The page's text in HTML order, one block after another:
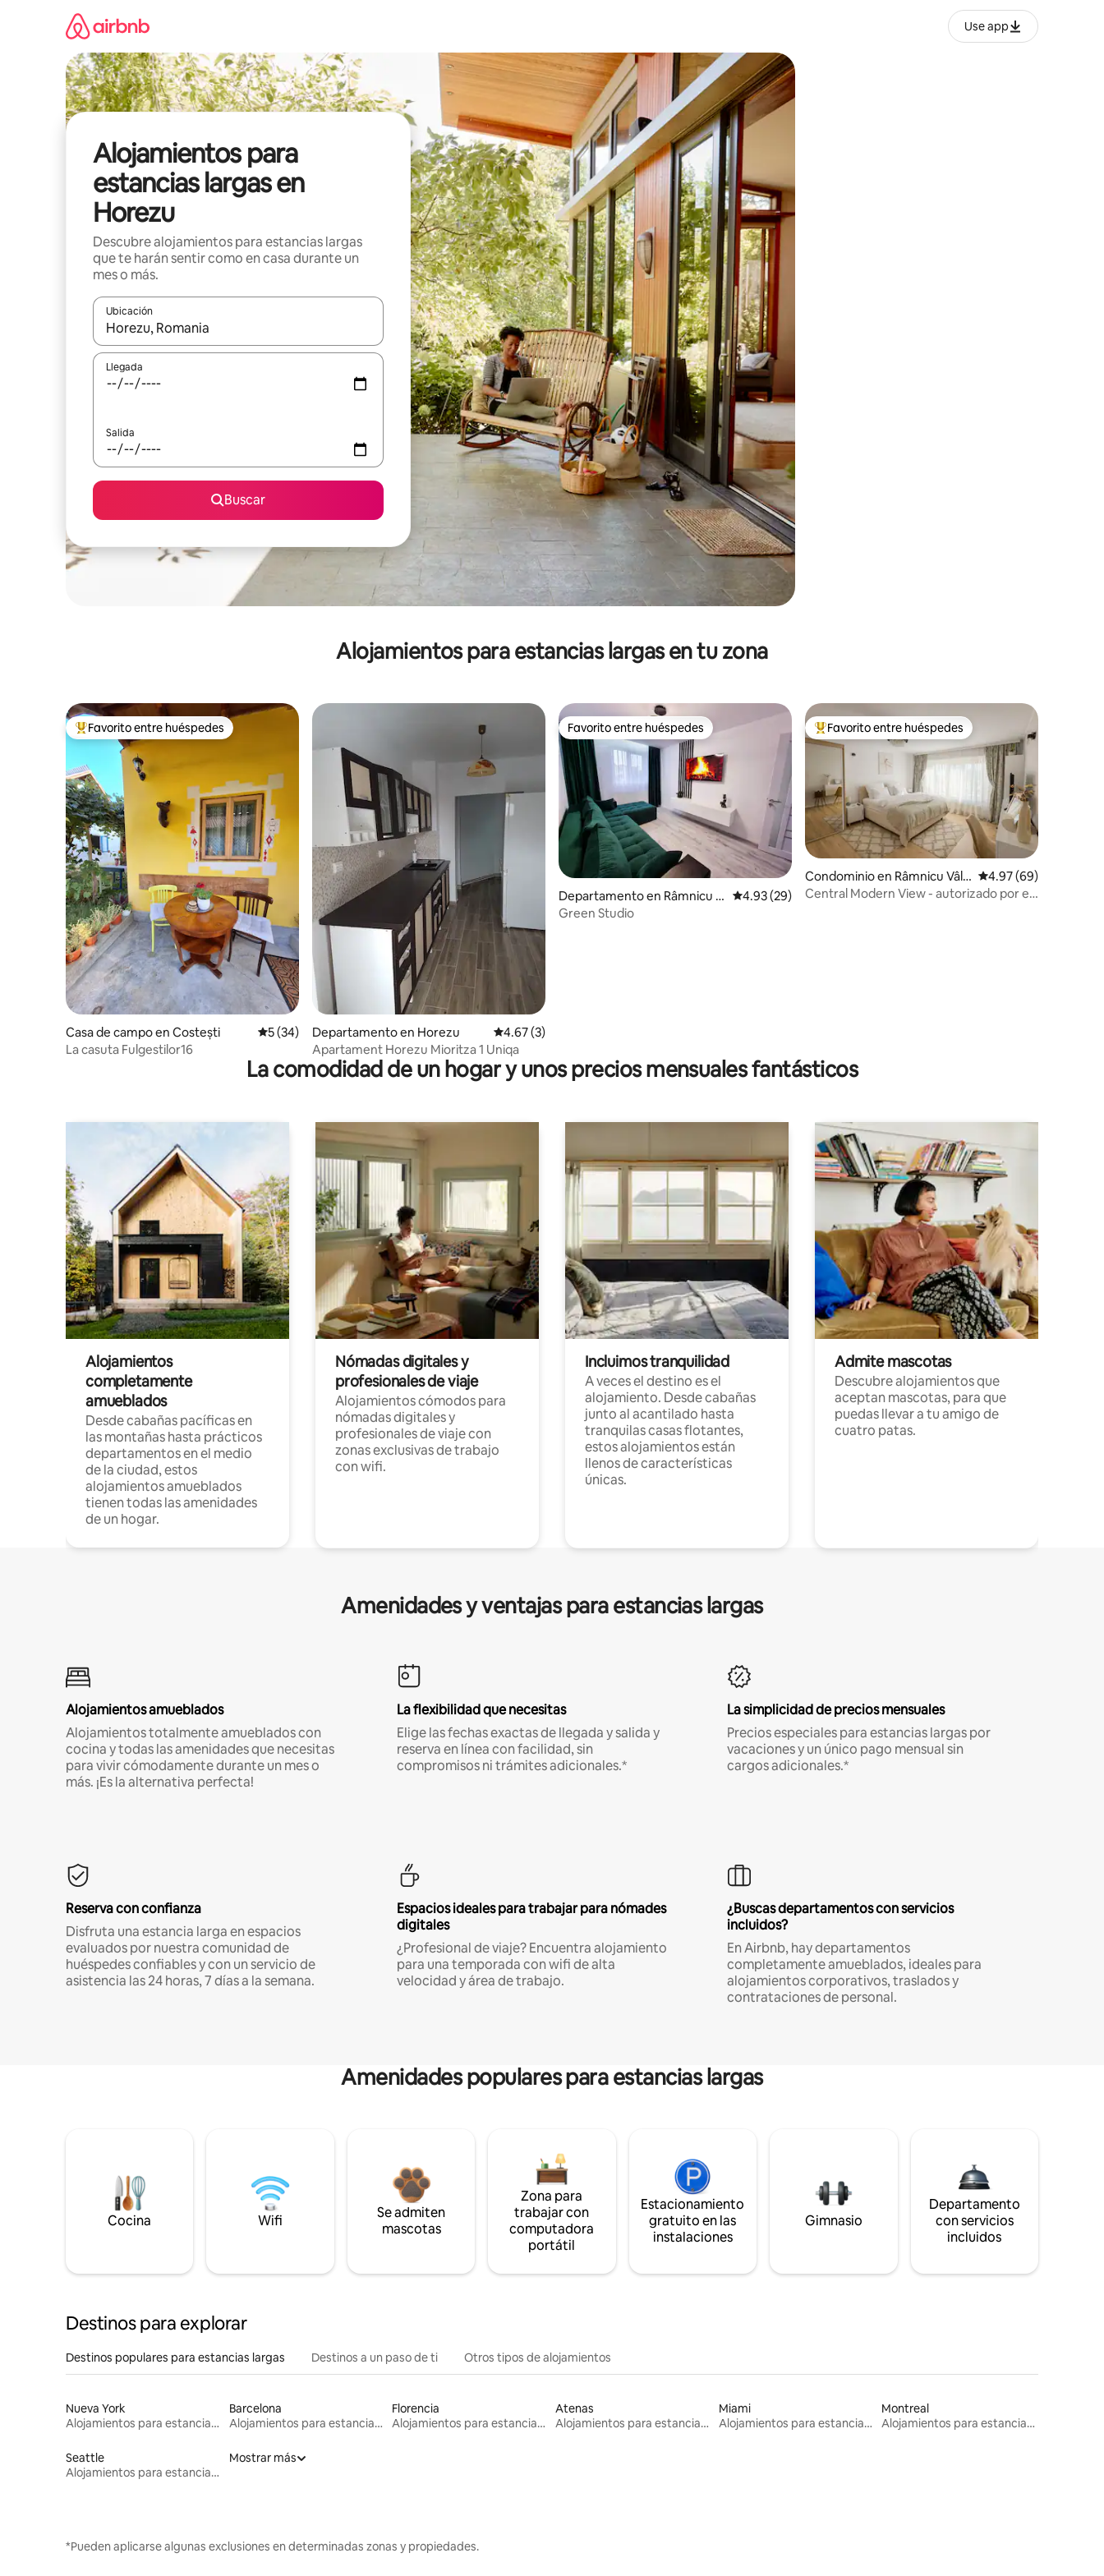
Use app
Alojamientos para
estancias largas en
Horezu
Descubre alojamientos para estancias largas
que te harán sentir como en casa durante un
mes o más.
Ubicación
Cuando los resultados estén disponibles, podrás navegar usando las teclas de las flechas hacia arriba y hacia abajo, o bien tocando y deslizando la pantalla.
Llegada
Salida
Buscar
Alojamientos para estancias largas en tu zona
De los mejores en Favorito entre huéspedes
Favorito entre huéspedes
Casa de campo en Costești Calificación promedio: 5 de 5; 34 evaluaciones
5 (34)
La casuta Fulgestilor16
Departamento en Horezu Calificación promedio: 4.67 de 5; 3 evaluaciones
4.67 (3)
Apartament Horezu Mioritza 1 Uniqa
Favorito entre huéspedes
Favorito entre huéspedes
Departamento en Râmnicu V
âlcea
Calificación promedio: 4.93 de 5; 29 evaluaciones
4.93 (29)
Green Studio
De los mejores en Favorito entre huéspedes
Favorito entre huéspedes
Condominio en Râmnicu Vâlc
ea
Calificación
4.97 (69)
Central Modern View - autorizado por el
La comodidad de un hogar y unos precios mensuales fantásticos
Alojamientos
completamente
amueblados
Desde cabañas pacíficas en
las montañas hasta prácticos
departamentos en el medio
de la ciudad, estos
alojamientos amueblados
tienen todas las amenidades
de un hogar.
Nómadas digitales y
profesionales de viaje
Alojamientos cómodos para
nómadas digitales y
profesionales de viaje con
zonas exclusivas de trabajo
con wifi.
Incluimos tranquilidad
A veces el destino es el
alojamiento. Desde cabañas
junto al acantilado hasta
tranquilas casas flotantes,
estos alojamientos están
llenos de características
únicas.
Admite mascotas
Descubre alojamientos que
aceptan mascotas, para que
puedas llevar a tu amigo de
cuatro patas.
Amenidades y ventajas para estancias largas
Alojamientos amueblados
Alojamientos totalmente amueblados con
cocina y todas las amenidades que necesitas
para vivir cómodamente durante un mes o
más. ¡Es la alternativa perfecta!
La flexibilidad que necesitas
Elige las fechas exactas de llegada y salida y
reserva en línea con facilidad, sin
compromisos ni trámites adicionales.*
La simplicidad de precios mensuales
Precios especiales para estancias largas por
vacaciones y un único pago mensual sin
cargos adicionales.*
Reserva con confianza
Disfruta una estancia larga en espacios
evaluados por nuestra comunidad de
huéspedes confiables y con un servicio de
asistencia las 24 horas, 7 días a la semana.
Espacios ideales para trabajar para nómades
digitales
¿Profesional de viaje? Encuentra alojamiento
para una temporada con wifi de alta
velocidad y área de trabajo.
¿Buscas departamentos con servicios
incluidos?
En Airbnb, hay departamentos
completamente amueblados, ideales para
alojamientos corporativos, traslados y
contrataciones de personal.
Amenidades populares para estancias largas
Cocina Wifi
Se admiten
mascotas
Zona para
trabajar con
computadora
portátil
Estacionamiento
gratuito en las
instalaciones
Gimnasio
Departamento
con servicios
incluidos
Destinos para explorar
Destinos populares para estancias largas Destinos a un paso de ti Otros tipos de alojamientos
Nueva York
Alojamientos para estancias largas
Barcelona
Alojamientos para estancias largas
Florencia
Alojamientos para estancias largas
Atenas
Alojamientos para estancias largas
Miami
Alojamientos para estancias largas
Montreal
Alojamientos para estancias largas
Seattle
Alojamientos para estancias largas
Mostrar más
*Pueden aplicarse algunas exclusiones en determinadas zonas y propiedades.